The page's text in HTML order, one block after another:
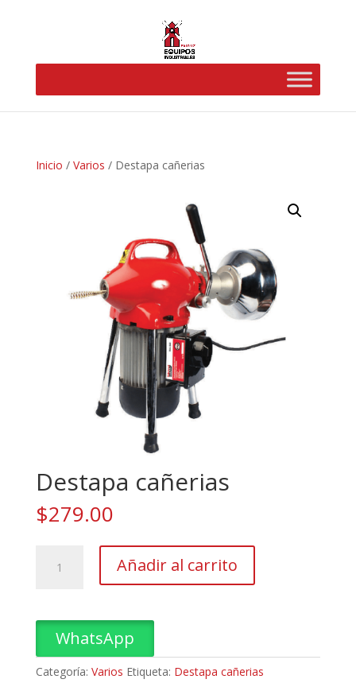
Inicio / Varios / Destapa cañerias
Destapa cañerias
$279.00
cañerias
Añadir al carrito
WhatsApp
Categoría: Varios Etiqueta: Destapa cañerias